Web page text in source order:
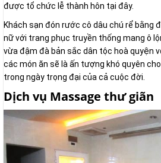
được tổ chức lễ thành hôn tại đây.
Khách sạn đón rước cô dâu chú rể bằng
nữ với trang phục truyền thống mang ô
vừa đậm đà bản sắc dân tộc hoà quyện
các món ăn sẽ là ấn tượng khó quyên
trong ngày trọng đại của cả cuộc đời.
Dịch vụ Massage thư giãn